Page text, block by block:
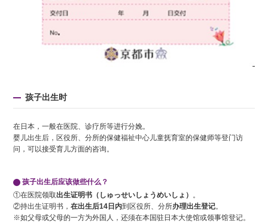
孩子出生时
在日本，一般在医院、诊疗所等进行分娩。
婴儿出生后，区役所、分所的保健福祉中心儿童抚育室的保健师等登门访
问，可以接受育儿方面的咨询。
孩子出生后应该做些什么？
①在医院领取出生证明书（しゅっせいしょうめいしょ） 。
②持出生证明书，在出生后14日内到区役所、分所办理出生登记。
※如父母或父母的一方为外国人，还须在本国驻日本大使馆或领事馆登记。